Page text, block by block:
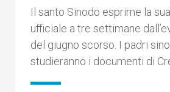
Il santo Sinodo esprime la
ufficiale a tre settimane
del giugno scorso. I padri
studieranno i documenti di